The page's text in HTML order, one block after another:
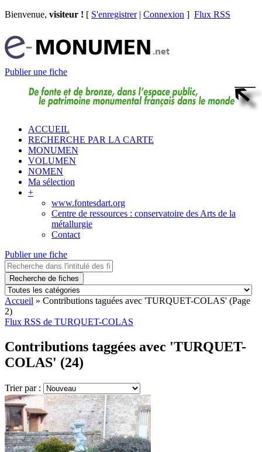
Bienvenue, visiteur ! [ S'enregistrer| Connexion ] Flux RSS
Publier une fiche
ACCUEIL
RECHERCHE PAR LA CARTE
MONUMEN
VOLUMEN
NOMEN
Ma sélection
+
www.fontesdart.org
Centre de ressources : conservatoire des Arts de la
métallurgie
Contact
Publier une fiche
Recherche de fiches
Accueil » Contributions taguées avec 'TURQUET-COLAS' (Page
2)
Flux RSS de TURQUET-COLAS
Contributions taggées avec 'TURQUET-
COLAS' (24)
Trier par :